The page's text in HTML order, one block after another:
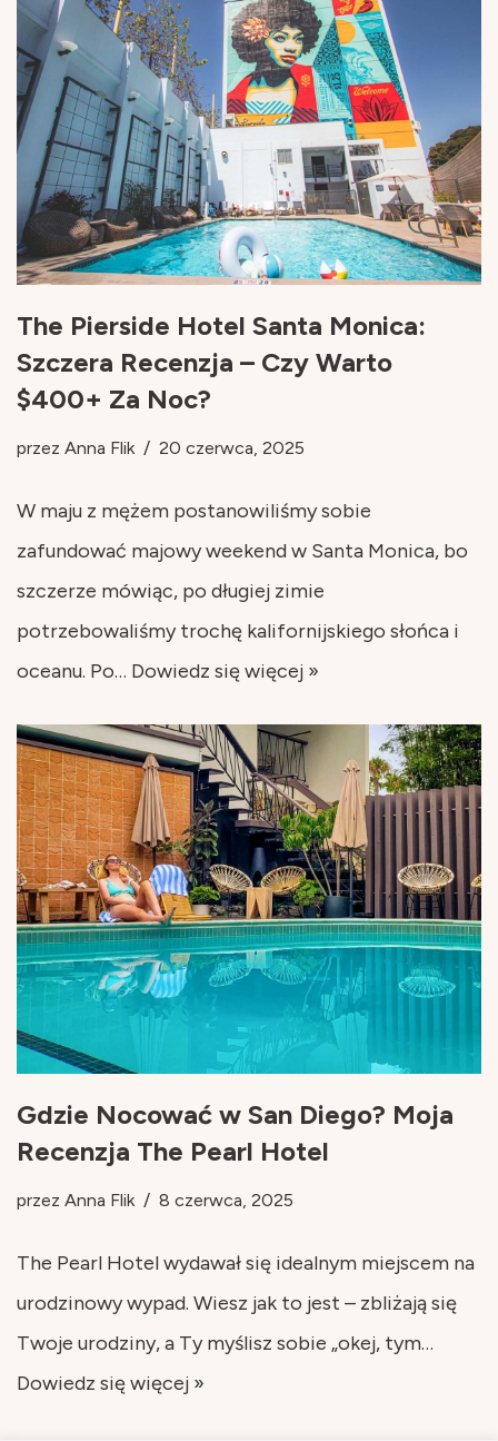
The Pierside Hotel Santa Monica:
Szczera Recenzja – Czy Warto
$400+ Za Noc?
przez Anna Flik 20 czerwca, 2025
W maju z mężem postanowiliśmy sobie
zafundować majowy weekend w Santa Monica, bo
szczerze mówiąc, po długiej zimie
potrzebowaliśmy trochę kalifornijskiego słońca i
oceanu. Po… Dowiedz się więcej »
Gdzie Nocować w San Diego? Moja
Recenzja The Pearl Hotel
przez Anna Flik 8 czerwca, 2025
The Pearl Hotel wydawał się idealnym miejscem na
urodzinowy wypad. Wiesz jak to jest – zbliżają się
Twoje urodziny, a Ty myślisz sobie „okej, tym…
Dowiedz się więcej »